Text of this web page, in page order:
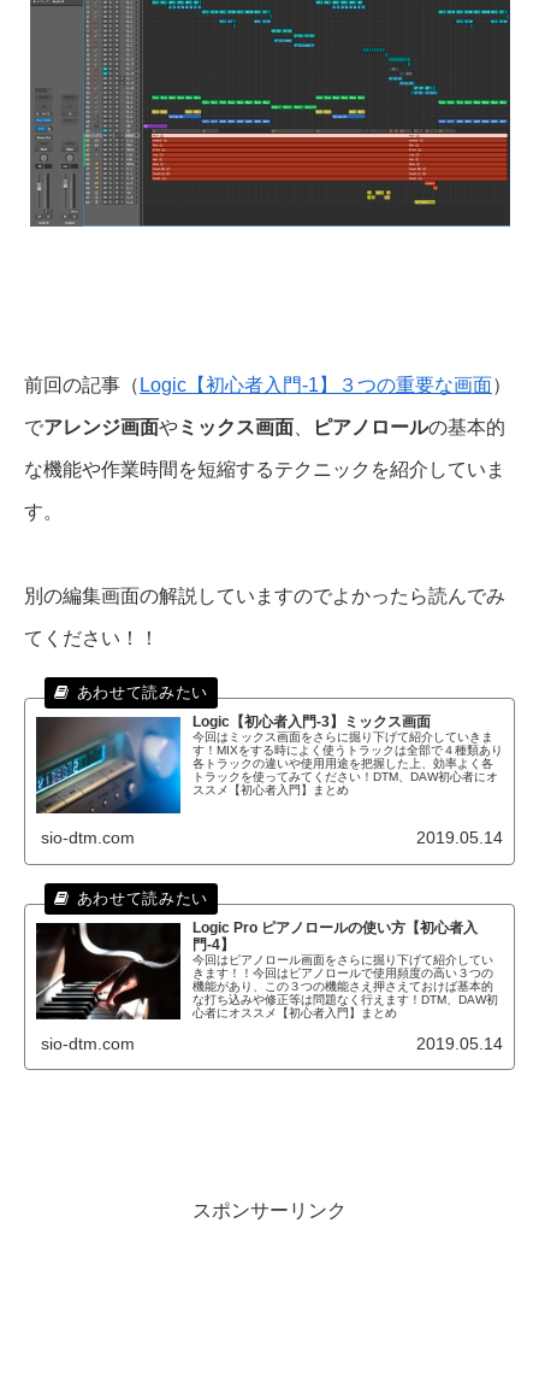
前回の記事（ Logic【初心者入門-1】３つの重要な画面）
でアレンジ画面やミックス画面 ピアノロールの基本的
な機能や作業時間を短縮するテクニックを紹介していま
す。
別の編集画面の解説していますのでよかったら読んでみ
てください！！
Logic【初心者入門-3】ミックス画面
今回はミックス画面をさらに掘り下げて紹介していきま
す！MIXをする時によく使うトラックは全部で４種類あり
各トラックの違いや使用用途を把握した上、効率よく各
トラックを使ってみてください！DTM、DAW初心者にオ
ススメ【初心者入門】まとめ
sio-dtm.com 2019.05.14
Logic Pro ピアノロールの使い方【初心者入
門-4】
今回はピアノロール画面をさらに掘り下げて紹介してい
きます！！今回はピアノロールで使用頻度の高い３つの
機能があり、この３つの機能さえ押さえておけば基本的
な打ち込みや修正等は問題なく行えます！DTM、DAW初
心者にオススメ【初心者入門】まとめ
sio-dtm.com 2019.05.14
スポンサーリンク